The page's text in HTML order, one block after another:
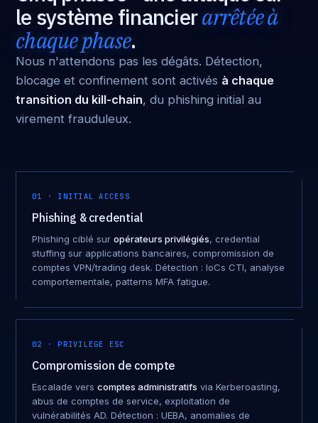
le système financierarrêtée à
chaque phase.
Nous n'attendons pas les dégâts. Détection,
blocage et confinement sont activés à chaque
transition du kill-chain, du phishing initial au
virement frauduleux.
01 · INITIAL ACCESS
Phishing & credential
Phishing ciblé sur opérateurs privilégiés, credential
stuffing sur applications bancaires, compromission de
comptes VPN/trading desk. Détection : IoCs CTI, analyse
comportementale, patterns MFA fatigue.
02 · PRIVILEGE ESC
Compromission de compte
Escalade vers comptes administratifs via Kerberoasting,
abus de comptes de service, exploitation de
vulnérabilités AD. Détection : UEBA, anomalies de